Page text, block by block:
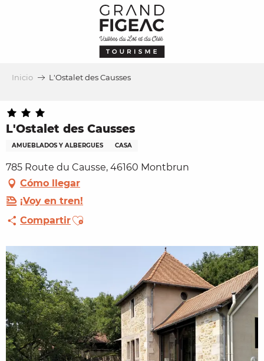
Inicio L'Ostalet des Causses
L'Ostalet des Causses
AMUEBLADOS Y ALBERGUES CASA
785 Route du Causse, 46160 Montbrun
Cómo llegar
¡Voy en tren!
CompartirAjouter aux favoris